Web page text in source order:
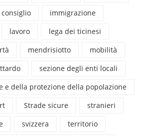
immigrazione
lavoro
lega dei ticinesi
mendrisiotto
mobilità
sezione degli enti locali
e della protezione della popolazione
Strade sicure
stranieri
svizzera
territorio